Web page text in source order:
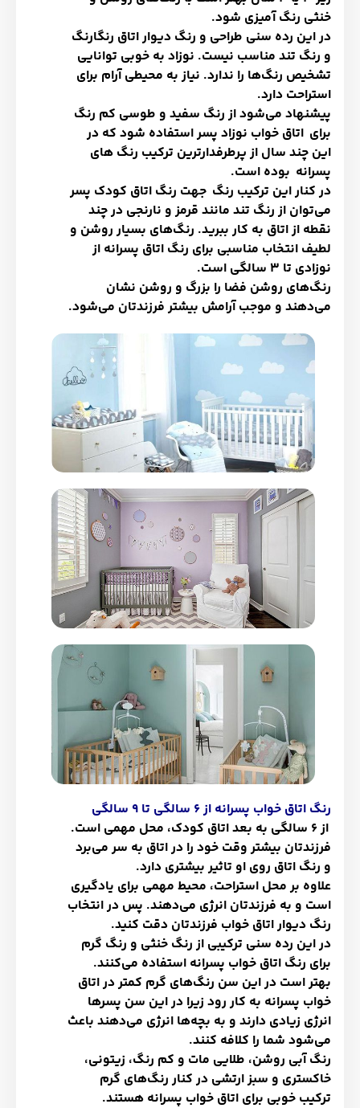
خنثی رنگ آمیزی شود.
در این رده سنی طراحی و رنگ دیوار اتاق رنگارنگ
و رنگ تند مناسب نیست. نوزاد به خوبی توانایی
تشخیص رنگ‌ها را ندارد. نیاز به محیطی آرام برای
استراحت دارد.
پیشنهاد می‌شود از رنگ سفید و طوسی کم رنگ
برای اتاق خواب نوزاد پسر استفاده شود که در
این چند سال از پرطرفدارترین ترکیب‌ رنگ های
پسرانه بوده است.
در کنار این ترکیب رنگ جهت رنگ اتاق کودک پسر
می‌توان از رنگ تند مانند قرمز و نارنجی در چند
نقطه از اتاق به کار ببرید. رنگ‌های بسیار روشن و
لطیف انتخاب مناسبی برای رنگ اتاق پسرانه از
نوزادی تا 3 سالگی است.
رنگ‌های روشن فضا را بزرگ و روشن نشان
می‌دهند و موجب آرامش بیشتر فرزندتان می‌شود.
رنگ اتاق خواب پسرانه از 6 سالگی تا 9 سالگی
از 6 سالگی به بعد اتاق کودک، محل مهمی است.
فرزندتان بیشتر وقت خود را در اتاق به سر می‌برد
و رنگ اتاق روی او تاثیر بیشتری دارد.
علاوه بر محل استراحت، محیط مهمی برای یادگیری
است و به فرزندتان انرژی می‌دهند. پس در انتخاب
رنگ دیوار اتاق خواب فرزندتان دقت کنید.
در این رده سنی ترکیبی از رنگ خنثی و رنگ گرم
برای رنگ اتاق خواب پسرانه استفاده می‌کنند.
بهتر است در این سن رنگ‌های گرم کمتر در اتاق
خواب پسرانه به کار رود زیرا در این سن پسرها
انرژی زیادی دارند و به بچه‌ها انرژی می‌دهند باعث
می‌شود شما را کلافه کنند.
رنگ آبی روشن، طلایی مات و کم رنگ، زیتونی،
خاکستری و سبز ارتشی در کنار رنگ‌های گرم
ترکیب خوبی برای اتاق خواب پسرانه هستند.